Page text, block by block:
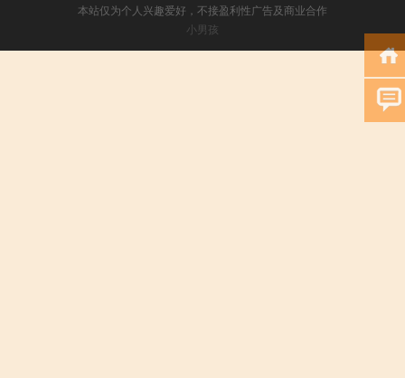
本站仅为个人兴趣爱好，不接盈利性广告及商业合作
小男孩